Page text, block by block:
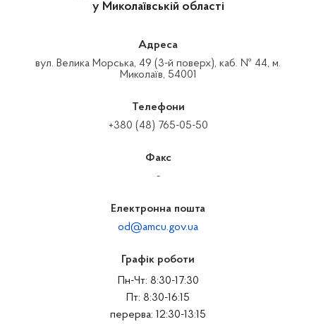
у Миколаївській області
Адреса
вул. Велика Морська, 49 (3-й поверх), каб. № 44, м.
Миколаїв, 54001
Телефони
+380 (48) 765-05-50
Факс
-
Електронна пошта
od@amcu.gov.ua
Графік роботи
Пн-Чт: 8:30-17:30
Пт: 8:30-16:15
перерва: 12:30-13:15